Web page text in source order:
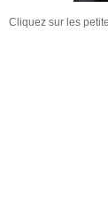
Cliquez sur les